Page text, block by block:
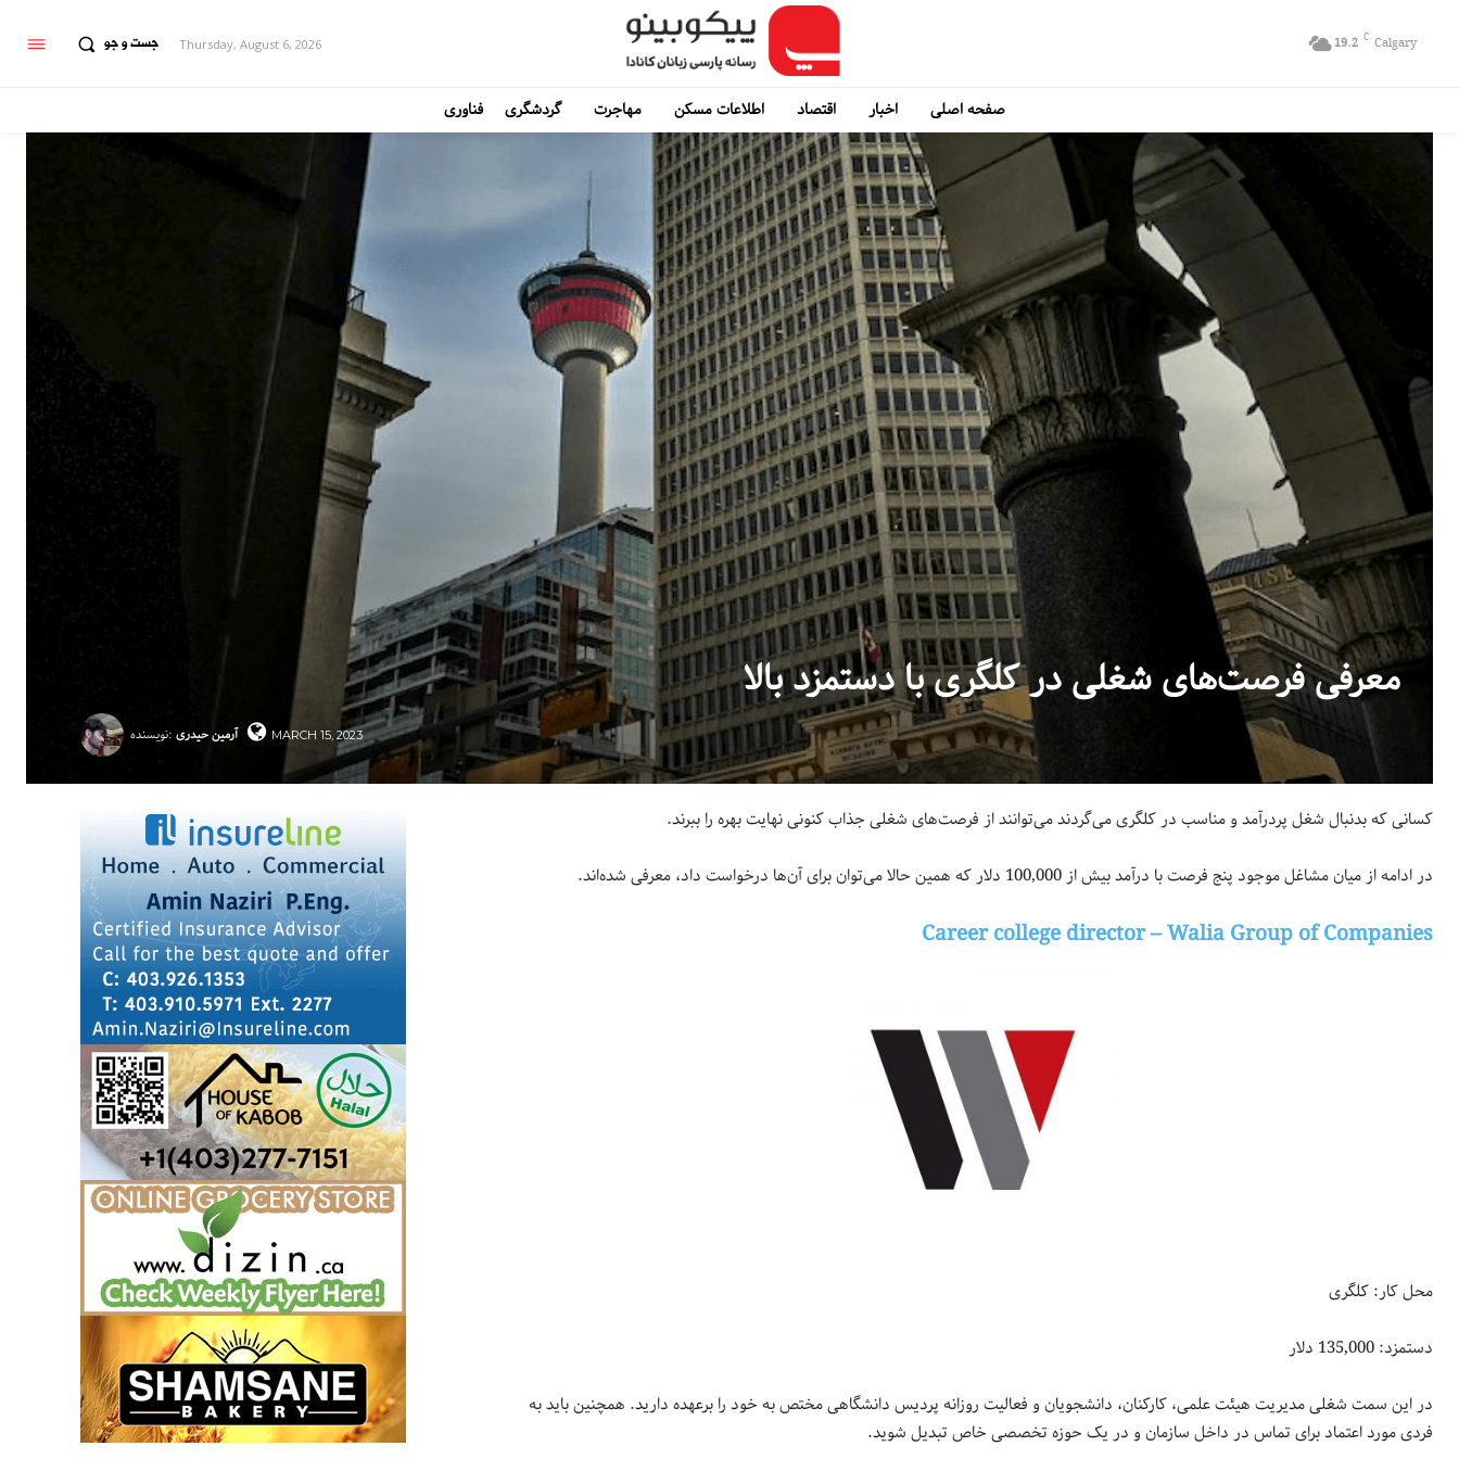
جست و جو Thursday, August 6, 2026 19.2 C Calgary
صفحه اصلی اخبار اقتصاد اطلاعات مسکن مهاجرت گردشگری فناوری
معرفی فرصت‌های شغلی در کلگری با دستمزد بالا
نویسنده: آرمین حیدری MARCH 15, 2023
کسانی که بدنبال شغل پردرآمد و مناسب در کلگری می‌گردند می‌توانند از فرصت‌های شغلی جذاب کنونی نهایت بهره را ببرند.
در ادامه از میان مشاغل موجود پنج فرصت با درآمد بیش از 100,000 دلار که همین حالا می‌توان برای آن‌ها درخواست داد، معرفی شده‌اند.
Career college director – Walia Group of Companies
محل کار: کلگری
دستمزد: 135,000 دلار
در این سمت شغلی مدیریت هیئت علمی، کارکنان، دانشجویان و فعالیت روزانه پردیس دانشگاهی مختص به خود را برعهده دارید. همچنین باید به
فردی مورد اعتماد برای تماس در داخل سازمان و در یک حوزه تخصصی خاص تبدیل شوید.